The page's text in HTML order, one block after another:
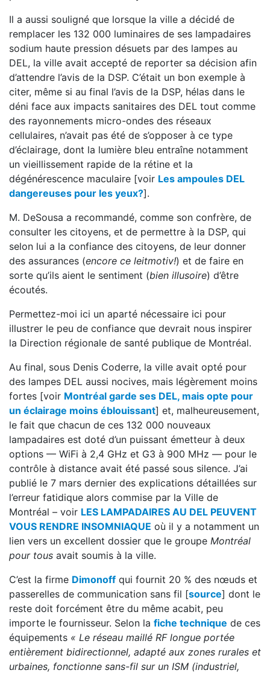
Il a aussi souligné que lorsque la ville a décidé de
remplacer les 132 000 luminaires de ses lampadaires
sodium haute pression désuets par des lampes au
DEL, la ville avait accepté de reporter sa décision afin
d’attendre l’avis de la DSP. C’était un bon exemple à
citer, même si au final l’avis de la DSP, hélas dans le
déni face aux impacts sanitaires des DEL tout comme
des rayonnements micro-ondes des réseaux
cellulaires, n’avait pas été de s’opposer à ce type
d’éclairage, dont la lumière bleu entraîne notamment
un vieillissement rapide de la rétine et la
dégénérescence maculaire [voir Les ampoules DEL
dangereuses pour les yeux?].
M. DeSousa a recommandé, comme son confrère, de
consulter les citoyens, et de permettre à la DSP, qui
selon lui a la confiance des citoyens, de leur donner
des assurances (encore ce leitmotiv!) et de faire en
sorte qu’ils aient le sentiment (bien illusoire) d’être
écoutés.
Permettez-moi ici un aparté nécessaire ici pour
illustrer le peu de confiance que devrait nous inspirer
la Direction régionale de santé publique de Montréal.
Au final, sous Denis Coderre, la ville avait opté pour
des lampes DEL aussi nocives, mais légèrement moins
fortes [voir Montréal garde ses DEL, mais opte pour
un éclairage moins éblouissant] et, malheureusement,
le fait que chacun de ces 132 000 nouveaux
lampadaires est doté d’un puissant émetteur à deux
options — WiFi à 2,4 GHz et G3 à 900 MHz — pour le
contrôle à distance avait été passé sous silence. J’ai
publié le 7 mars dernier des explications détaillées sur
l’erreur fatidique alors commise par la Ville de
Montréal – voir LES LAMPADAIRES AU DEL PEUVENT
VOUS RENDRE INSOMNIAQUE où il y a notamment un
lien vers un excellent dossier que le groupe Montréal
pour tous avait soumis à la ville.
C’est la firme Dimonoff qui fournit 20 % des nœuds et
passerelles de communication sans fil [source] dont le
reste doit forcément être du même acabit, peu
importe le fournisseur. Selon la fiche technique de ces
équipements « Le réseau maillé RF longue portée
entièrement bidirectionnel, adapté aux zones rurales et
urbaines, fonctionne sans-fil sur un ISM (industriel,